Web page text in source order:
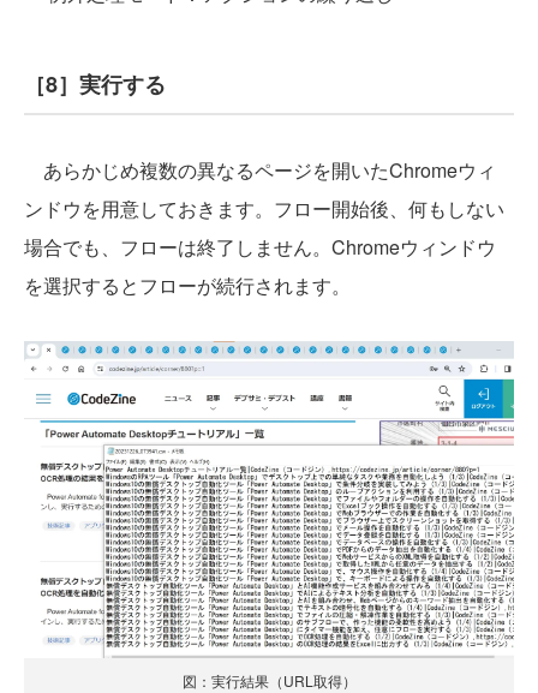
［8］実行する
あらかじめ複数の異なるページを開いたChromeウィ
ンドウを用意しておきます。フロー開始後、何もしない
場合でも、フローは終了しません。Chromeウィンドウ
を選択するとフローが続行されます。
図：実行結果（URL取得）